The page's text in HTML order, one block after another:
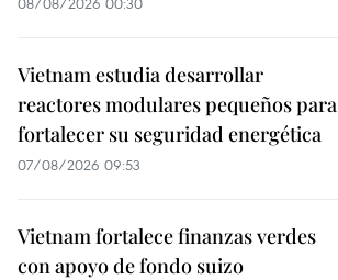
Vietnam estudia desarrollar
reactores modulares pequeños para
fortalecer su seguridad energética
07/08/2026 09:53
Vietnam fortalece finanzas verdes
con apoyo de fondo suizo